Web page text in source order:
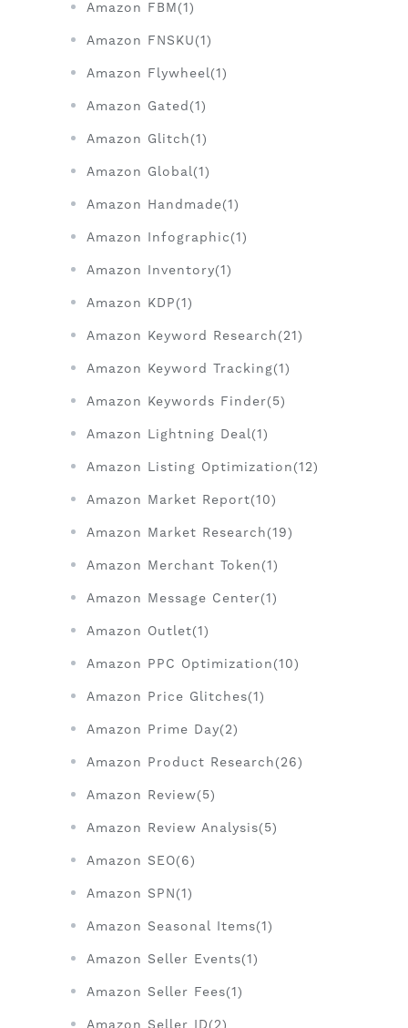
Amazon FBM(1)
Amazon FNSKU(1)
Amazon Flywheel(1)
Amazon Gated(1)
Amazon Glitch(1)
Amazon Global(1)
Amazon Handmade(1)
Amazon Infographic(1)
Amazon Inventory(1)
Amazon KDP(1)
Amazon Keyword Research(21)
Amazon Keyword Tracking(1)
Amazon Keywords Finder(5)
Amazon Lightning Deal(1)
Amazon Listing Optimization(12)
Amazon Market Report(10)
Amazon Market Research(19)
Amazon Merchant Token(1)
Amazon Message Center(1)
Amazon Outlet(1)
Amazon PPC Optimization(10)
Amazon Price Glitches(1)
Amazon Prime Day(2)
Amazon Product Research(26)
Amazon Review(5)
Amazon Review Analysis(5)
Amazon SEO(6)
Amazon SPN(1)
Amazon Seasonal Items(1)
Amazon Seller Events(1)
Amazon Seller Fees(1)
Amazon Seller ID(2)